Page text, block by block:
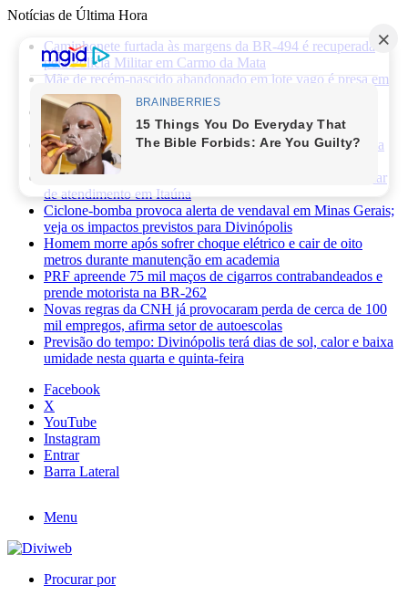
Notícias de Última Hora
Caminhonete furtada às margens da BR-494 é recuperada
pela Polícia Militar em Carmo da Mata
Mãe de recém-nascido abandonado em lote vago é presa em
Sabará
Três pessoas ficam feridas após ataque a facadas no bairro
Planalto, em Divinópolis
Previsão do tempo: fim de semana será de sol, calor e baixa
umidade em Divinópolis
Homem quebra vidro da recepção de hospital após reclamar
de atendimento em Itaúna
Ciclone-bomba provoca alerta de vendaval em Minas Gerais;
veja os impactos previstos para Divinópolis
Homem morre após sofrer choque elétrico e cair de oito
metros durante manutenção em academia
PRF apreende 75 mil maços de cigarros contrabandeados e
prende motorista na BR-262
Novas regras da CNH já provocaram perda de cerca de 100
mil empregos, afirma setor de autoescolas
Previsão do tempo: Divinópolis terá dias de sol, calor e baixa
umidade nesta quarta e quinta-feira
Facebook
X
YouTube
Instagram
Entrar
Barra Lateral
Menu
Procurar por